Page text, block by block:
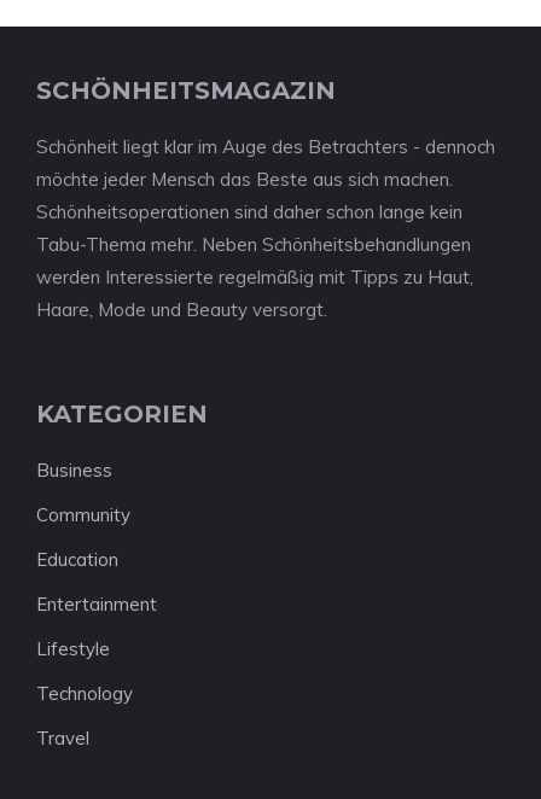
SCHÖNHEITSMAGAZIN
Schönheit liegt klar im Auge des Betrachters - dennoch
möchte jeder Mensch das Beste aus sich machen.
Schönheitsoperationen sind daher schon lange kein
Tabu-Thema mehr. Neben Schönheitsbehandlungen
werden Interessierte regelmäßig mit Tipps zu Haut,
Haare, Mode und Beauty versorgt.
KATEGORIEN
Business
Community
Education
Entertainment
Lifestyle
Technology
Travel